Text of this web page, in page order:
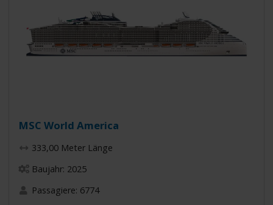
MSC World America
333,00 Meter Länge
Baujahr: 2025
Passagiere: 6774